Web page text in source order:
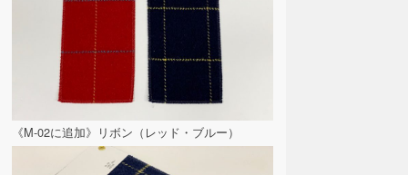
《M-02に追加》リボン（レッド・ブルー）